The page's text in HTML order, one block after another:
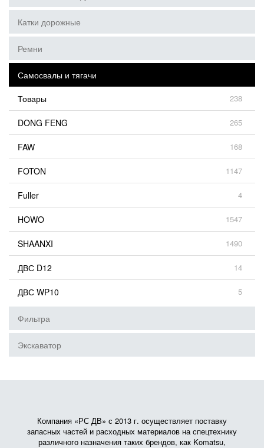
Катки дорожные
Ремни
Самосвалы и тягачи
Товары
238
DONG FENG 265
FAW 168
FOTON 1147
Fuller 4
HOWO 1547
SHAANXI 1490
ДВС D12 14
ДВС WP10 5
Фильтра
Экскаватор
Компания «РС ДВ» с 2013 г. осуществляет поставку
запасных частей и расходных материалов на спецтехнику
различного назначения таких брендов, как Komatsu,